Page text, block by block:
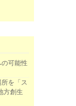
可能性
を「ス
方創生